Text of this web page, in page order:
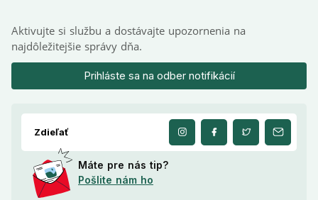
Aktivujte si službu a dostávajte upozornenia na
najdôležitejšie správy dňa.
Prihláste sa na odber notifikácií
Zdieľať
Máte pre nás tip?
Pošlite nám ho